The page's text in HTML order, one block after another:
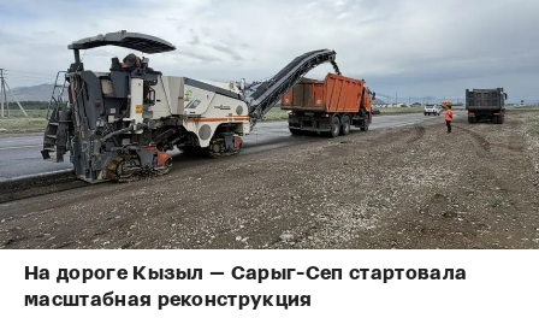
На дороге Кызыл — Сарыг-Сеп стартовала
масштабная реконструкция